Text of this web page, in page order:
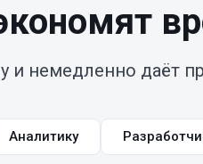
немедленно даёт
Аналитику